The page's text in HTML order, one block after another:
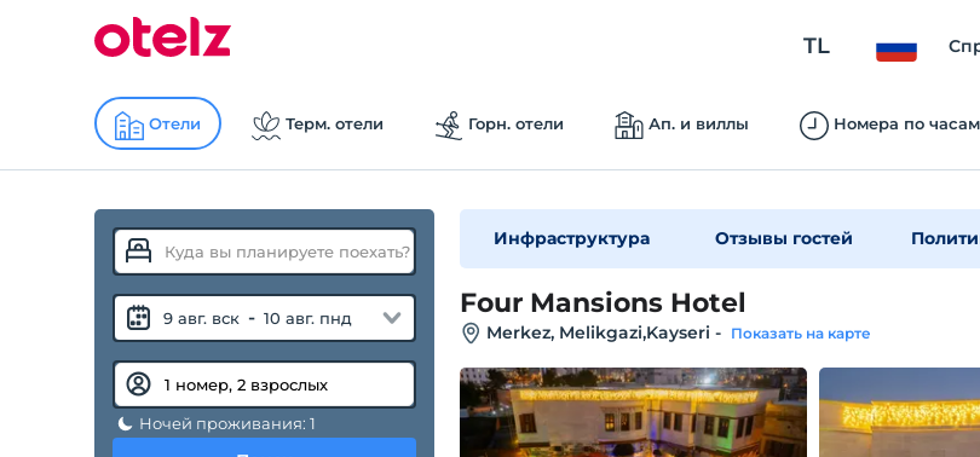
TL
Отели Терм. отели Горн. отели Ап. и виллы Номера по часам
9 авг. вск - 10 авг. пнд
Ночей проживания: 1
Инфраструктура Отзывы гостей
Four Mansions Hotel
Merkez, Melikgazi,Kayseri - Показать на карте